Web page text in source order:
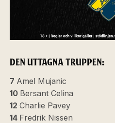
DEN UTTAGNA TRUPPEN:
7 Amel Mujanic
10 Bersant Celina
12 Charlie Pavey
14 Fredrik Nissen